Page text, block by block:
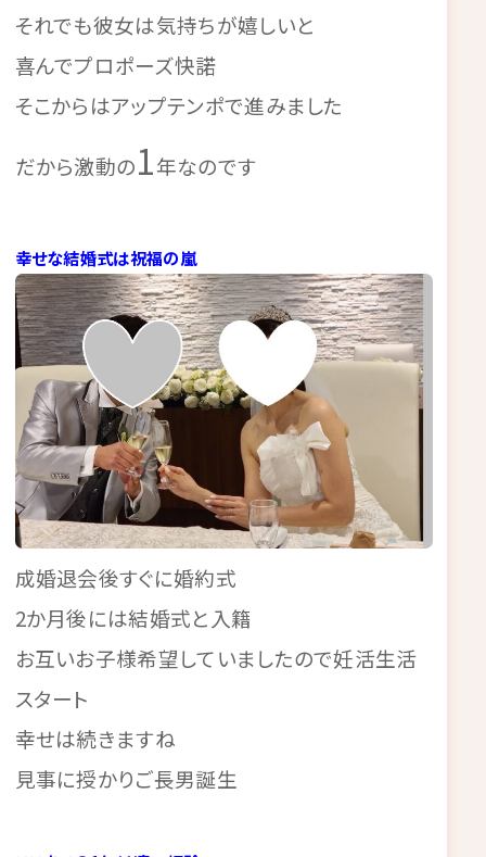
それでも彼女は気持ちが嬉しいと
喜んでプロポーズ快諾
そこからはアップテンポで進みました
だから激動の1年なのです
幸せな結婚式は祝福の嵐
成婚退会後すぐに婚約式
2か月後には結婚式と入籍
お互いお子様希望していましたので妊活生活
スタート
幸せは続きますね
見事に授かりご長男誕生